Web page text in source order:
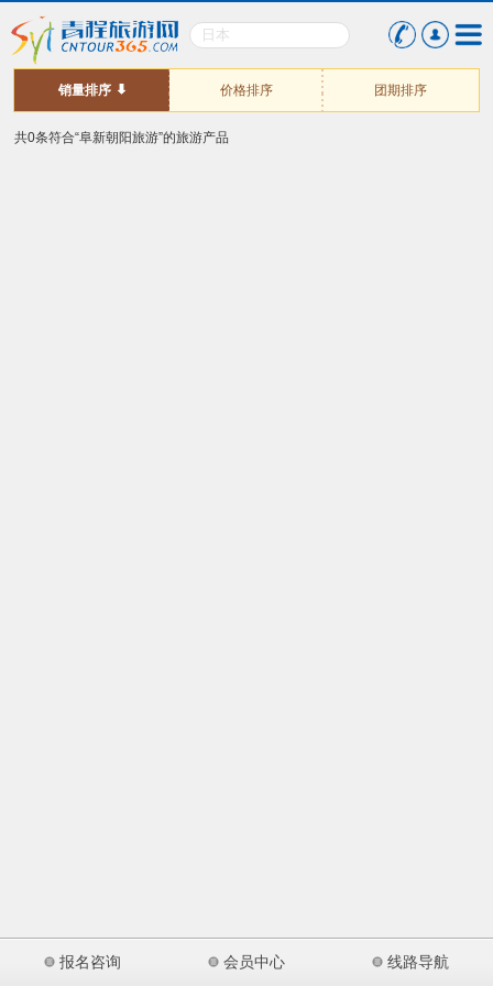
销量排序 价格排序 团期排序
共0条符合“阜新朝阳旅游”的旅游产品
报名咨询 会员中心 线路导航